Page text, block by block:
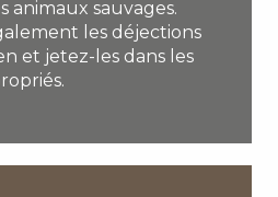
animaux sauvages.
les déjections
et jetez-les dans les